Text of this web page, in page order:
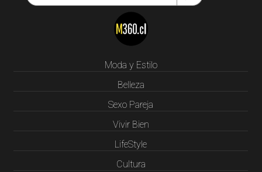
Moda y Estilo
Belleza
Sexo Pareja
Vivir Bien
LifeStyle
Cultura